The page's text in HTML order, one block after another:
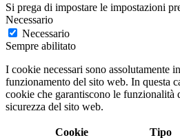
Si prega di impostare le impostazioni
Necessario
Necessario
Sempre abilitato
I cookie necessari sono assolutamente
funzionamento del sito web. In questa
cookie che garantiscono le funzionalità
sicurezza del sito web.
Cookie Tipo